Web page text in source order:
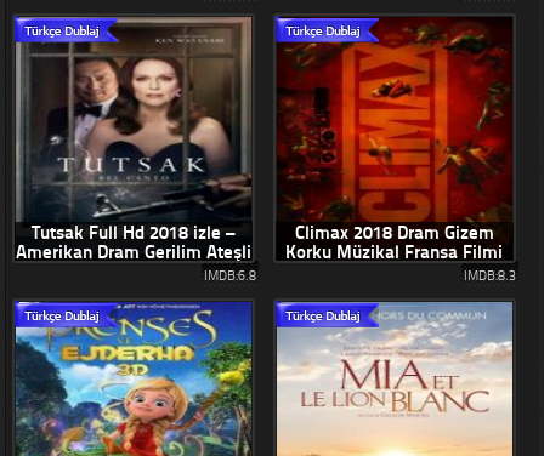
Tutsak Full Hd 2018 izle –
Amerikan Dram Gerilim Ateşli
IMDB:6.8
Climax 2018 Dram Gizem
Korku Müzikal Fransa Filmi
Tek Parça Full izleIMDB:8.3